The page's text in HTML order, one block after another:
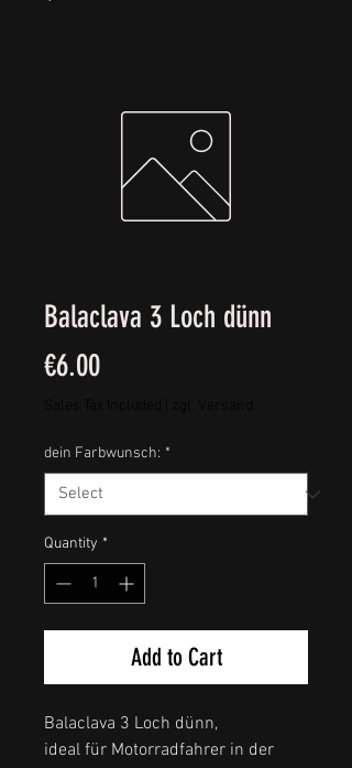
Balaclava 3 Loch dünn
€6.00Price
dein Farbwunsch: *
Quantity *
Add to Cart
Balaclava 3 Loch dünn,
ideal für Motorradfahrer in der